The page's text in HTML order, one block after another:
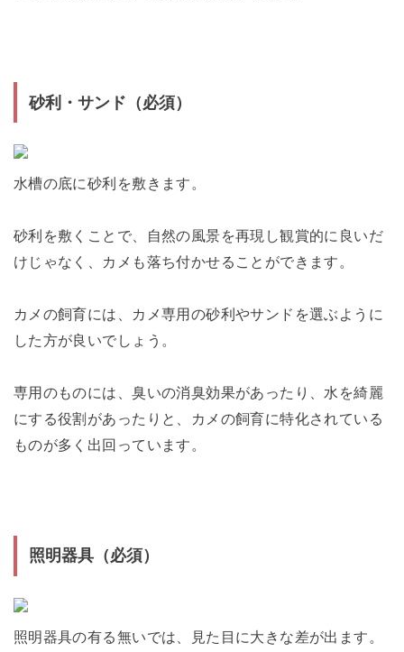
砂利・サンド（必須）
水槽の底に砂利を敷きます。
砂利を敷くことで、自然の風景を再現し観賞的に良いだ
けじゃなく、カメも落ち付かせることができます。
カメの飼育には、カメ専用の砂利やサンドを選ぶように
した方が良いでしょう。
専用のものには、臭いの消臭効果があったり、水を綺麗
にする役割があったりと、カメの飼育に特化されている
ものが多く出回っています。
照明器具（必須）
照明器具の有る無いでは、見た目に大きな差が出ます。